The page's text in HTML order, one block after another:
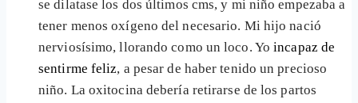
se dilatase los dos últimos cms, y mi niño empezaba a
tener menos oxígeno del necesario. Mi hijo nació
nerviosísimo, llorando como un loco. Yoincapaz de
sentirme feliz, a pesar de haber tenido un precioso
niño. La oxitocina debería retirarse de los partos